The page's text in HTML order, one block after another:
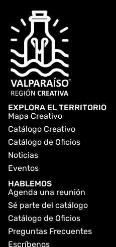
EXPLORA EL TERRITORIO
Mapa Creativo
Catálogo Creativo
Catálogo de Oficios
Noticias
Eventos
HABLEMOS
Agenda una reunión
Sé parte del catálogo
Catálogo de Oficios
Preguntas Frecuentes
Escríbenos